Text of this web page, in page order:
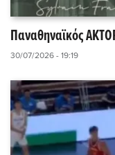
Παναθηναϊκός
30/07/2026 - 19:19